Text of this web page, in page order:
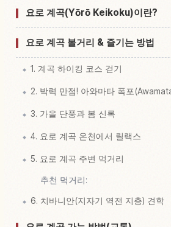
요로 계곡(Yōrō Keikoku)이란?
요로 계곡 볼거리 & 즐기는 방법
1. 계곡 하이킹 코스 걷기
2. 박력 만점! 아와마타 폭포
3. 가을 단풍과 봄 신록
4. 요로 계곡 온천에서 릴랙스
5. 요로 계곡 주변 먹거리
추천 먹거리:
6. 치바니안(지자기 역전 지층) 견학